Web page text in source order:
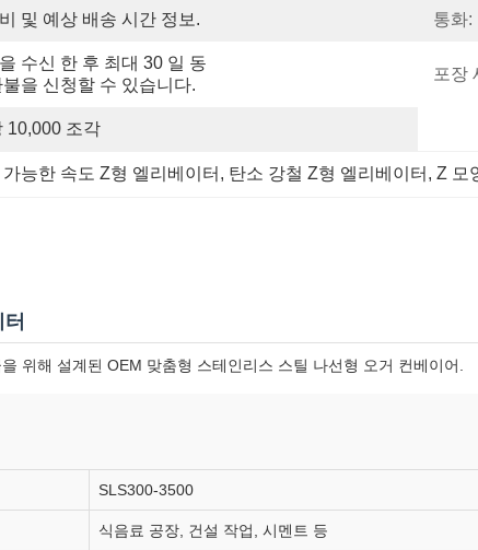
및 예상 배송 시간 정보. 통화:
수신 한 후 최대 30 일 동
불을 신청할 수 있습니다.
포장
10,000 조각
가능한 속도 Z형 엘리베이터 , 탄소 강철 Z형 엘리베이터 , Z 모
위해 설계된 OEM 맞춤형 스테인리스 스틸 나선형 오거 컨베이어.
SLS300-3500
식음료 공장, 건설 작업, 시멘트 등